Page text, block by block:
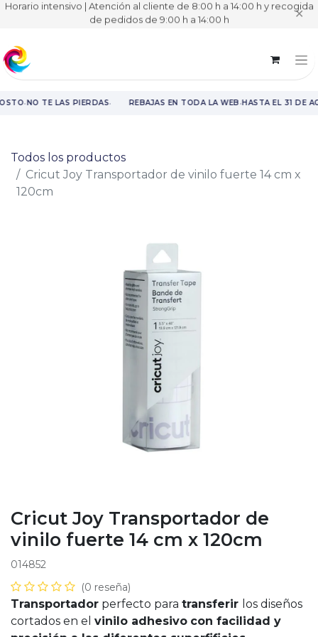
Horario intensivo | Atención al cliente de 8:00 h a 14:00 h y recogida
de pedidos de 9:00 h a 14:00 h ✕
·NO TE LAS PIERDAS· REBAJAS EN TODA LA WEB·HASTA EL 31 DE
Todos los productos
Cricut Joy Transportador de vinilo fuerte 14 cm x
120cm
Cricut Joy Transportador de
vinilo fuerte 14 cm x 120cm
014852
(0 reseña)
Transportador perfecto para transferir los diseños
cortados en el vinilo adhesivo con facilidad y